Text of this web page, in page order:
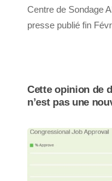
Centre de Sondage
presse publié fin
Cette opinion de
n’est pas une